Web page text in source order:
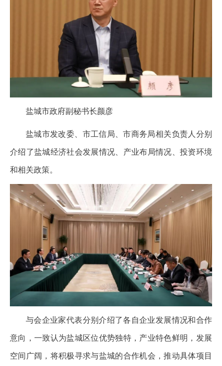
盐城市政府副秘书长颜彦
盐城市发改委、市工信局、市商务局相关负责人分别
介绍了盐城经济社会发展情况、产业布局情况、投资环境
和相关政策。
与会企业家代表分别介绍了各自企业发展情况和合作
意向，一致认为盐城区位优势独特，产业特色鲜明，发展
空间广阔，将积极寻求与盐城的合作机会，推动具体项目